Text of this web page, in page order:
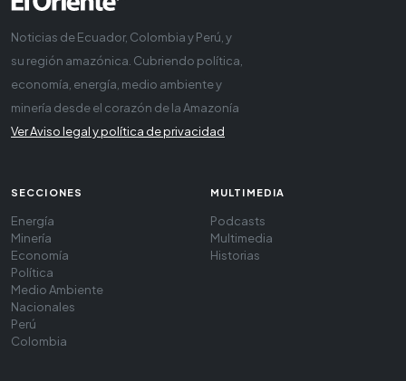
Noticias de Ecuador, Colombia y Perú, y
su región amazónica. Cubriendo política,
economía, energía, medio ambiente y
minería desde el corazón de la Amazonía
Ver Aviso legal y política de privacidad
SECCIONES
Energía
Minería
Economía
Política
Medio Ambiente
Nacionales
Perú
Colombia
MULTIMEDIA
Podcasts
Multimedia
Historias